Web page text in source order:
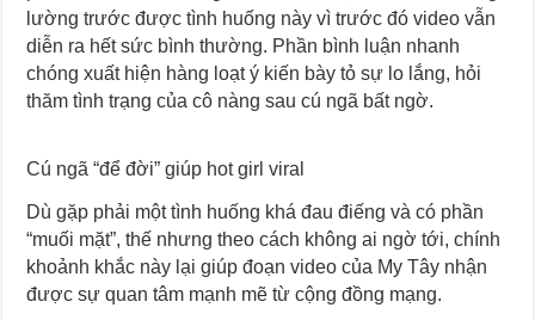
lường trước được tình huống này vì trước đó video vẫn
diễn ra hết sức bình thường. Phần bình luận nhanh
chóng xuất hiện hàng loạt ý kiến bày tỏ sự lo lắng, hỏi
thăm tình trạng của cô nàng sau cú ngã bất ngờ.
Cú ngã “để đời” giúp hot girl viral
Dù gặp phải một tình huống khá đau điếng và có phần
“muối mặt”, thế nhưng theo cách không ai ngờ tới, chính
khoảnh khắc này lại giúp đoạn video của My Tây nhận
được sự quan tâm mạnh mẽ từ cộng đồng mạng.